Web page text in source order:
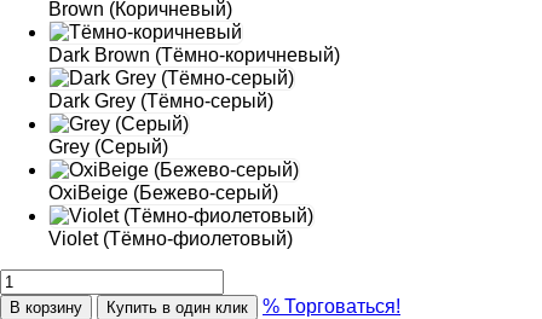
Brown (Коричневый)
Dark Brown (Тёмно-коричневый)
Dark Grey (Тёмно-серый)
Grey (Серый)
OxiBеige (Бежево-серый)
Violet (Тёмно-фиолетовый)
В корзину Купить в один клик
% Торговаться!